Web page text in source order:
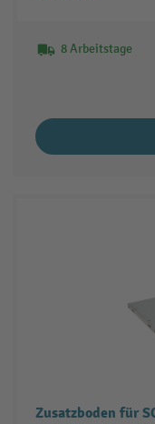
8 Arbeitstage
Zusatzboden für